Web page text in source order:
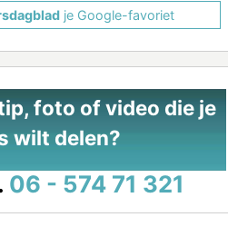
je Google-favoriet
foto of video die je
wilt delen?
06 - 574 71 321